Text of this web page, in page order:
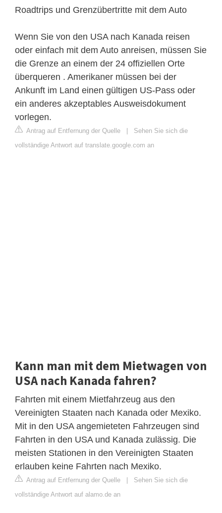
Roadtrips und Grenzübertritte mit dem Auto
Wenn Sie von den USA nach Kanada reisen
oder einfach mit dem Auto anreisen, müssen Sie
die Grenze an einem der 24 offiziellen Orte
überqueren . Amerikaner müssen bei der
Ankunft im Land einen gültigen US-Pass oder
ein anderes akzeptables Ausweisdokument
vorlegen.
Antrag auf Entfernung der Quelle
Sehen Sie sich die
vollständige Antwort auf translate.google.com an
Kann man mit dem Mietwagen von
USA nach Kanada fahren?
Fahrten mit einem Mietfahrzeug aus den
Vereinigten Staaten nach Kanada oder Mexiko.
Mit in den USA angemieteten Fahrzeugen sind
Fahrten in den USA und Kanada zulässig. Die
meisten Stationen in den Vereinigten Staaten
erlauben keine Fahrten nach Mexiko.
Antrag auf Entfernung der Quelle
Sehen Sie sich die
vollständige Antwort auf alamo.de an